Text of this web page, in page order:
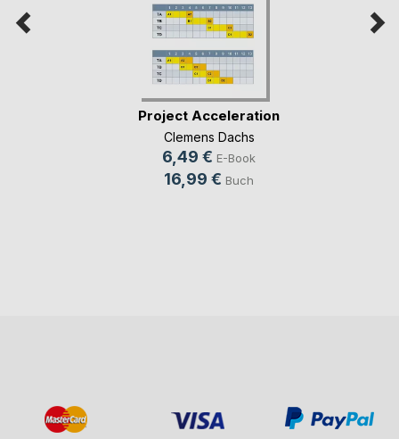
Project Acceleration
Clemens Dachs
6,49 € E-Book
16,99 € Buch